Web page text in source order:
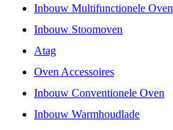
Inbouw Multifunctionele Oven
Inbouw Stoomoven
Atag
Oven Accessoires
Inbouw Conventionele Oven
Inbouw Warmhoudlade